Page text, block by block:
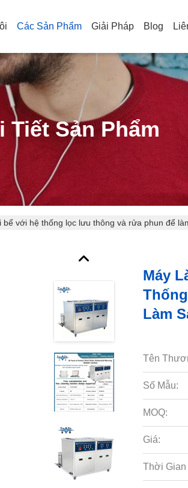
Các Sản Phẩm Giải Pháp Blog
Tiết Sản Phẩm
bể với hệ thống lọc lưu thông và rửa phun để
Máy
Làm
Tên
Số Mẫu:
MOQ:
Giá:
Thời Gian